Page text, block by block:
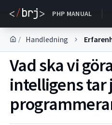
PHP MANUAL
DOKUMENTACE
/ Handledning
Vad ska vi
intelligens tar